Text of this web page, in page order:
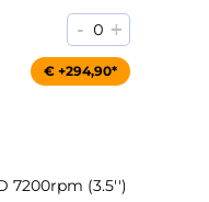
- 0 +
€ +294,90*
7200rpm (3.5'')